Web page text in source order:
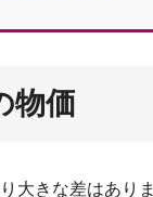
物価
大きな差はありま